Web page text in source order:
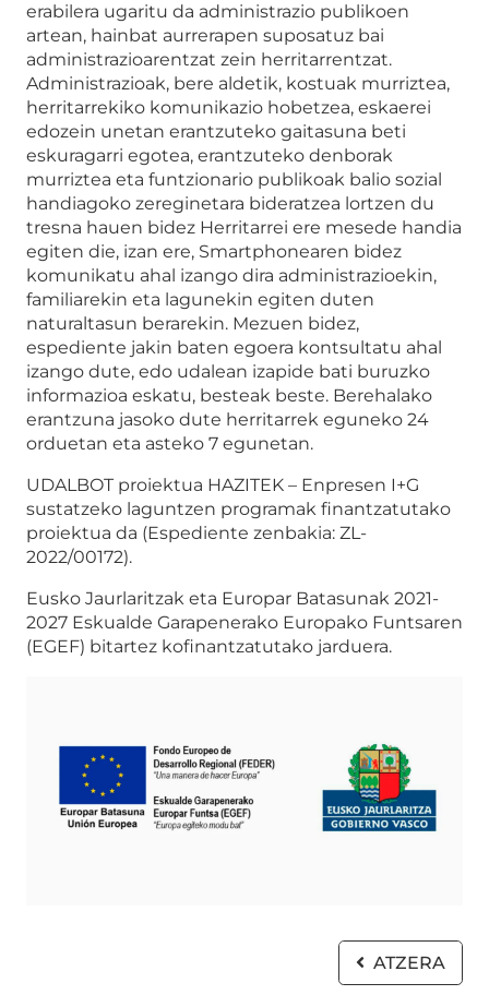
erabilera ugaritu da administrazio publikoen
artean, hainbat aurrerapen suposatuz bai
administrazioarentzat zein herritarrentzat.
Administrazioak, bere aldetik, kostuak murriztea,
herritarrekiko komunikazio hobetzea, eskaerei
edozein unetan erantzuteko gaitasuna beti
eskuragarri egotea, erantzuteko denborak
murriztea eta funtzionario publikoak balio sozial
handiagoko zereginetara bideratzea lortzen du
tresna hauen bidez Herritarrei ere mesede handia
egiten die, izan ere, Smartphonearen bidez
komunikatu ahal izango dira administrazioekin,
familiarekin eta lagunekin egiten duten
naturaltasun berarekin. Mezuen bidez,
espediente jakin baten egoera kontsultatu ahal
izango dute, edo udalean izapide bati buruzko
informazioa eskatu, besteak beste. Berehalako
erantzuna jasoko dute herritarrek eguneko 24
orduetan eta asteko 7 egunetan.
UDALBOT proiektua HAZITEK – Enpresen I+G
sustatzeko laguntzen programak finantzatutako
proiektua da (Espediente zenbakia: ZL-
2022/00172).
Eusko Jaurlaritzak eta Europar Batasunak 2021-
2027 Eskualde Garapenerako Europako Funtsaren
(EGEF) bitartez kofinantzatutako jarduera.
ATZERA